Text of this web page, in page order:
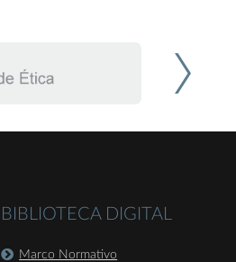
BIBLIOTECA DIGITAL
Marco Normativo